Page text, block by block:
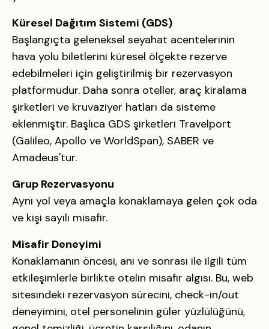
Küresel Dağıtım Sistemi (GDS)
Başlangıçta geleneksel seyahat acentelerinin
hava yolu biletlerini küresel ölçekte rezerve
edebilmeleri için geliştirilmiş bir rezervasyon
platformudur. Daha sonra oteller, araç kiralama
şirketleri ve kruvaziyer hatları da sisteme
eklenmiştir. Başlıca GDS şirketleri Travelport
(Galileo, Apollo ve WorldSpan), SABER ve
Amadeus'tur.
Grup Rezervasyonu
Aynı yol veya amaçla konaklamaya gelen çok oda
ve kişi sayılı misafir.
Misafir Deneyimi
Konaklamanın öncesi, anı ve sonrası ile ilgili tüm
etkileşimlerle birlikte otelin misafir algısı. Bu, web
sitesindeki rezervasyon sürecini, check-in/out
deneyimini, otel personelinin güler yüzlülüğünü,